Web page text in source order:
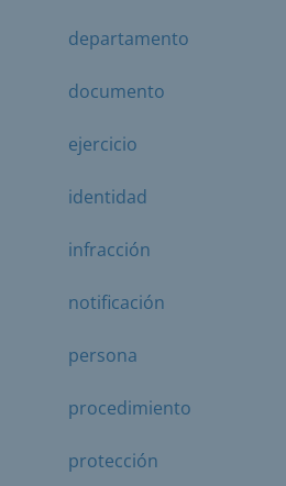
departamento
documento
ejercicio
identidad
infracción
notificación
persona
procedimiento
protección